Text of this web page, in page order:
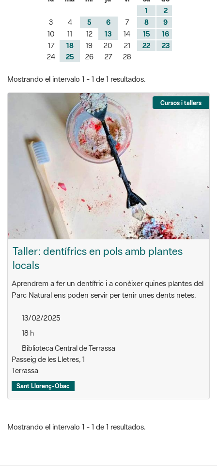
22
23
24
25 26 27 28
Mostrando el intervalo 1 - 1 de 1 resultados.
Taller: dentífrics en pols amb plantes
locals
Aprendrem a fer un dentífric i a conèixer quines plantes del
Parc Natural ens poden servir per tenir unes dents netes.
13/02/2025
18 h
Terrassa
Sant Llorenç-Obac
Mostrando el intervalo 1 - 1 de 1 resultados.